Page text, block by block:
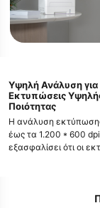
Υψηλή Ανάλυση για
Εκτυπώσεις
Ποιότητας
Η ανάλυση
έως τα 1.200 * 600 dpi
εξασφαλίσει ότι οι
Εγκαταστήστε την